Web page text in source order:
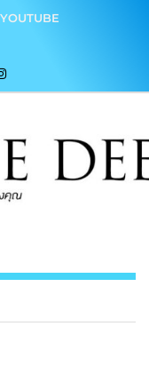
YOUTUBE